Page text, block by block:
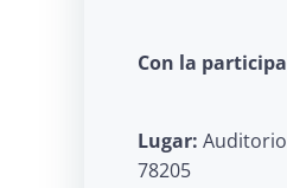
Con la
Lugar: Auditorio
78205